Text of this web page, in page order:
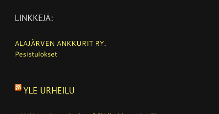
LINKKEJÄ:
ALAJÄRVEN ANKKURIT RY.
Pesistulokset
YLE URHEILU